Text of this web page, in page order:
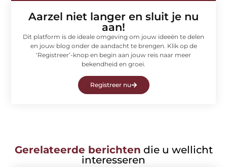
Aarzel niet langer en sluit je nu
aan!
Dit platform is de ideale omgeving om jouw ideeën te delen
en jouw blog onder de aandacht te brengen. Klik op de
‘Registreer’-knop en begin aan jouw reis naar meer
bekendheid en groei.
Registreer nu
Gerelateerde berichten die u wellicht
interesseren